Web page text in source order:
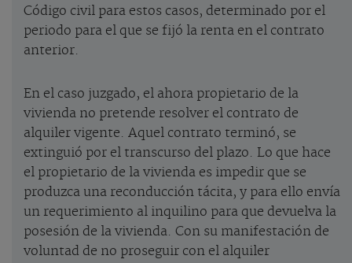
Código civil para estos casos, determinado por el
periodo para el que se fijó la renta en el contrato
anterior.
En el caso juzgado, el ahora propietario de la
vivienda no pretende resolver el contrato de
alquiler vigente. Aquel contrato terminó, se
extinguió por el transcurso del plazo. Lo que hace
el propietario de la vivienda es impedir que se
produzca una reconducción tácita, y para ello envía
un requerimiento al inquilino para que devuelva la
posesión de la vivienda. Con su manifestación de
voluntad de no proseguir con el alquiler